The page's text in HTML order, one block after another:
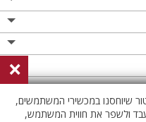
×
שיוחסנו במכשירי המשתמשים,
ולשפר את חווית המשתמש,